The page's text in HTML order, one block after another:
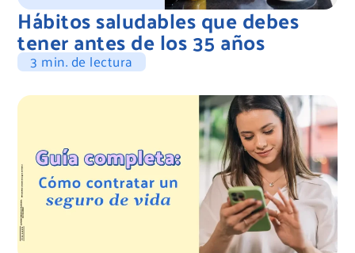
Hábitos saludables que debes
tener antes de los 35 años
3 min. de lectura